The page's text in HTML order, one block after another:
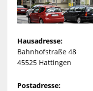
Hausadresse:
Bahnhofstraße 48
45525 Hattingen
Postadresse: